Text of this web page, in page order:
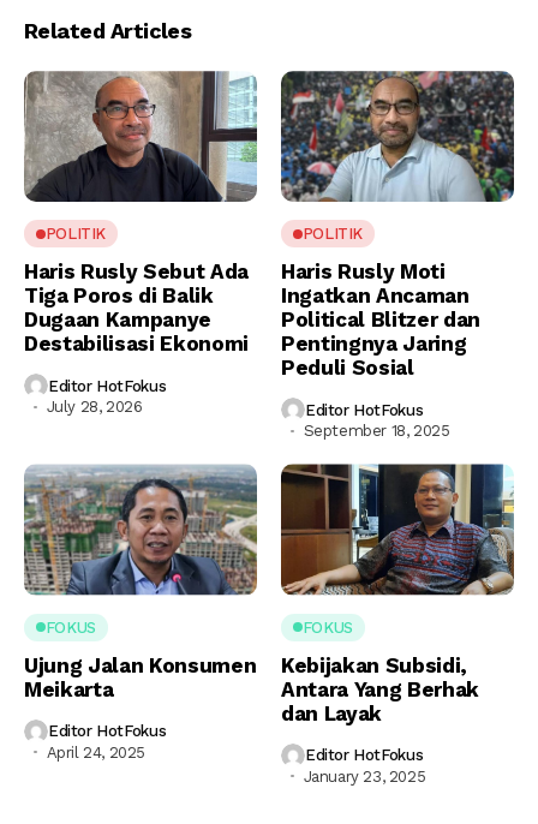
Related Articles
POLITIK
Haris Rusly Sebut Ada
Tiga Poros di Balik
Dugaan Kampanye
Destabilisasi Ekonomi
Editor HotFokus
July 28, 2026
POLITIK
Haris Rusly Moti
Ingatkan Ancaman
Political Blitzer dan
Pentingnya Jaring
Peduli Sosial
Editor HotFokus
September 18, 2025
FOKUS
Ujung Jalan Konsumen
Meikarta
Editor HotFokus
April 24, 2025
FOKUS
Kebijakan Subsidi,
Antara Yang Berhak
dan Layak
Editor HotFokus
January 23, 2025